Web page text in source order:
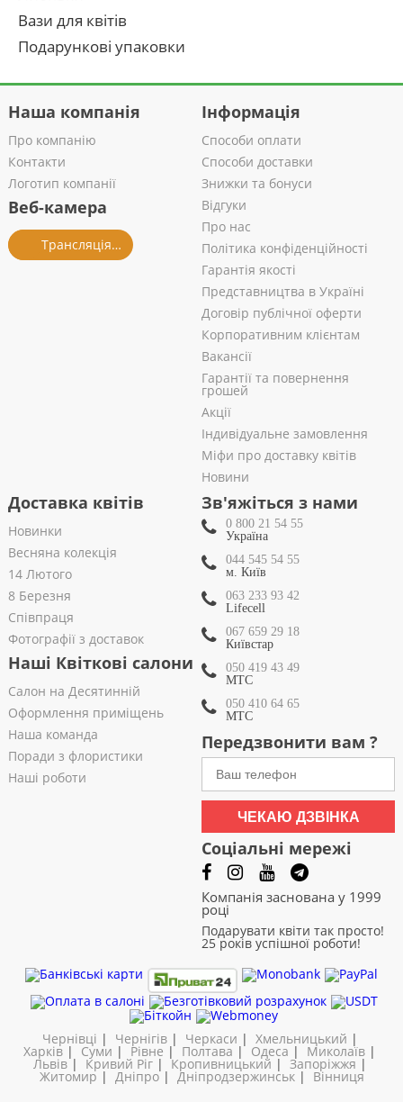
Вази для квітів
Подарункові упаковки
Наша компанія
Про компанію
Контакти
Логотип компанії
Веб-камера
Трансляція із салону
Інформація
Способи оплати
Способи доставки
Знижки та бонуси
Відгуки
Про нас
Політика конфіденційності
Гарантія якості
Представництва в Україні
Договір публічної оферти
Корпоративним клієнтам
Вакансії
Гарантії та повернення
грошей
Акції
Індивідуальне замовлення
Міфи про доставку квітів
Новини
Доставка квітів
Новинки
Весняна колекція
14 Лютого
8 Березня
Співпраця
Фотографії з доставок
Наші Квіткові салони
Салон на Десятинній
Оформлення приміщень
Наша команда
Поради з флористики
Наші роботи
Зв'яжіться з нами
0 800 21 54 55
Україна
044 545 54 55
м. Київ
063 233 93 42
Lifecell
067 659 29 18
Київстар
050 419 43 49
МТС
050 410 64 65
МТС
Передзвонити вам ?
ЧЕКАЮ ДЗВІНКА
Соціальні мережі
Компанія заснована у 1999
році
Подарувати квіти так просто!
25 років успішної роботи!
Чернівці | Чернігів| Черкаси | Хмельницький |
Харків | Суми | Рівне | Полтава | Одеса | Миколаїв |
Львів| Кривий Ріг|Кропивницький | Запоріжжя |
Житомир | Дніпро| Дніпродзержинськ| Вінниця